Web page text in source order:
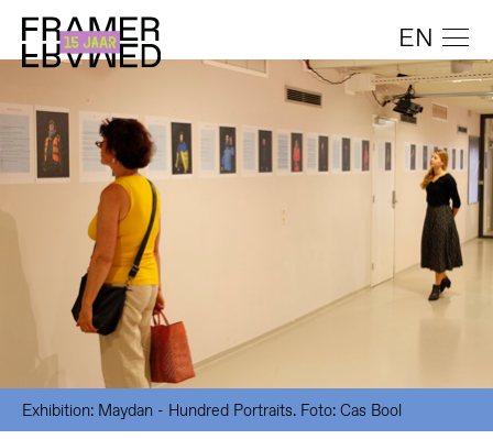
EN
Exhibition: Maydan - Hundred Portraits. Foto: Cas Bool